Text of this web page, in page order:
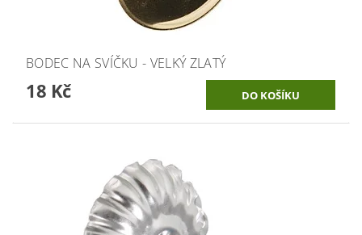
BODEC NA SVÍČKU - VELKÝ ZLATÝ
18 Kč